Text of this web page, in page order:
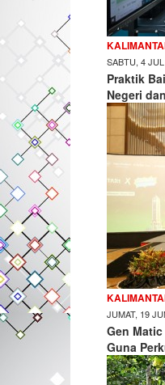
SABTU, 4
Praktik
Negeri
JUMAT, 19
Gen
Guna